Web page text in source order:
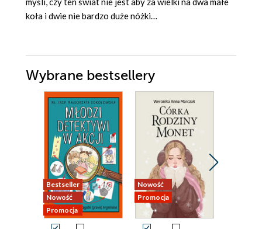
koła i dwie nie bardzo duże nóżki…
Wybrane bestsellery
Bestseller
Nowość
Promocja
Nowość
Promocja